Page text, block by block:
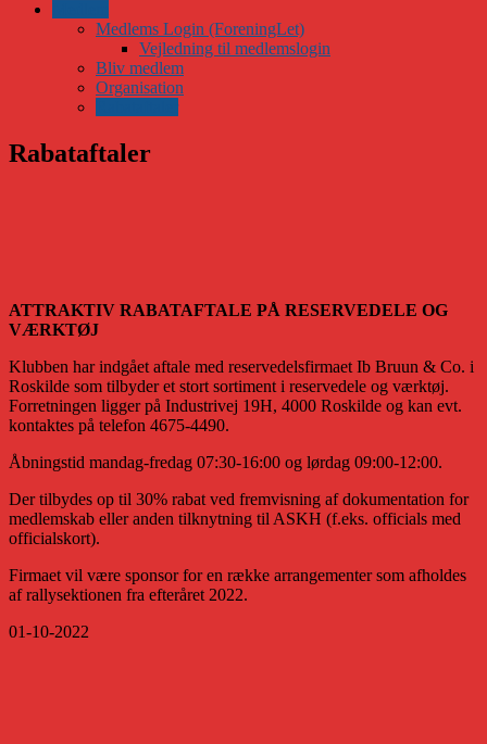
Medlems Login (ForeningLet)
Vejledning til medlemslogin
Bliv medlem
Organisation
Rabataftaler
ATTRAKTIV RABATAFTALE PÅ RESERVEDELE OG
VÆRKTØJ
Klubben har indgået aftale med reservedelsfirmaet Ib Bruun & Co. i
Roskilde som tilbyder et stort sortiment i reservedele og værktøj.
Forretningen ligger på Industrivej 19H, 4000 Roskilde og kan evt.
kontaktes på telefon 4675-4490.
Åbningstid mandag-fredag 07:30-16:00 og lørdag 09:00-12:00.
Der tilbydes op til 30% rabat ved fremvisning af dokumentation for
medlemskab eller anden tilknytning til ASKH (f.eks. officials med
officialskort).
Firmaet vil være sponsor for en række arrangementer som afholdes
af rallysektionen fra efteråret 2022.
01-10-2022